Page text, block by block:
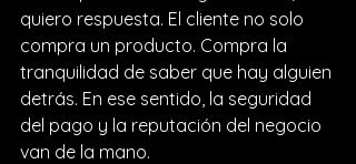
quiero respuesta. El cliente no solo
compra un producto. Compra la
tranquilidad de saber que hay alguien
detrás. En ese sentido, la seguridad
del pago y la reputación del negocio
van de la mano.